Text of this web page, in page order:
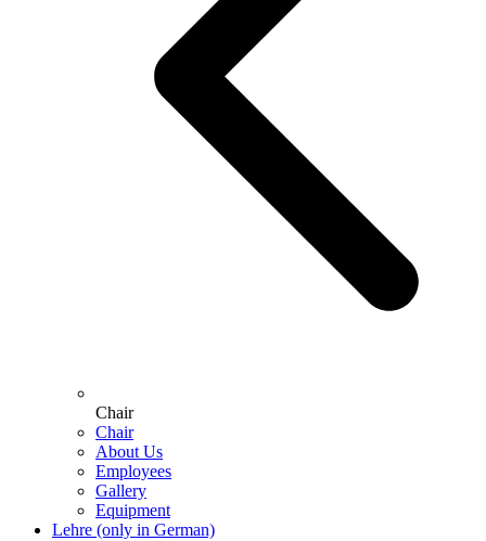
Chair
Chair
About Us
Employees
Gallery
Equipment
Lehre (only in German)